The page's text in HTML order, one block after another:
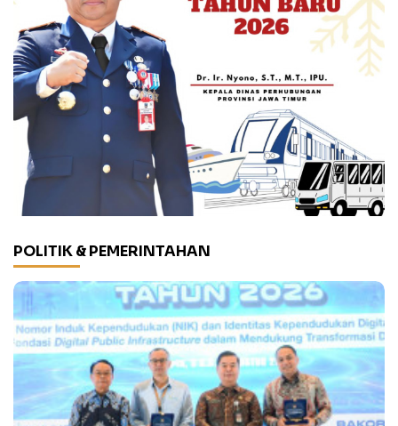
POLITIK & PEMERINTAHAN